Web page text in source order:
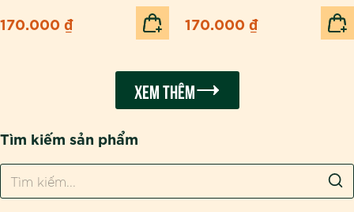
170.000 ₫ 170.000 ₫
Xem thêm
Tìm kiếm sản phẩm
ì